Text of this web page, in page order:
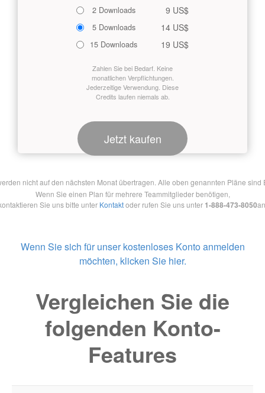
2 Downloads 9 US$
5 Downloads 14 US$
15 Downloads 19 US$
Zahlen Sie bei Bedarf. Keine
monatlichen Verpflichtungen.
Jederzeitige Verwendung. Diese
Credits laufen niemals ab.
Jetzt kaufen
nicht auf den nächsten Monat übertragen. Alle oben genannten Pläne
Wenn Sie einen Plan für mehrere Teammitglieder benötigen,
Sie uns bitte unter Kontaktoder rufen Sie uns unter 1-888-473-8050
Wenn Sie sich für unser kostenloses Konto anmelden
möchten, klicken Sie hier.
Vergleichen Sie die
folgenden Konto-
Features